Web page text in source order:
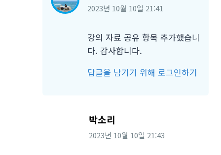
2023년 10월 10일 21:41
강의 자료 공유 항목 추가했습니
다. 감사합니다.
답글을 남기기 위해 로그인하기
박소리
2023년 10월 10일 21:43